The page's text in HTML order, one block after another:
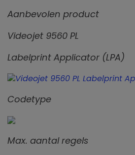
Aanbevolen product
Videojet 9560 PL
Labelprint Applicator (LPA)
Codetype
Max. aantal regels